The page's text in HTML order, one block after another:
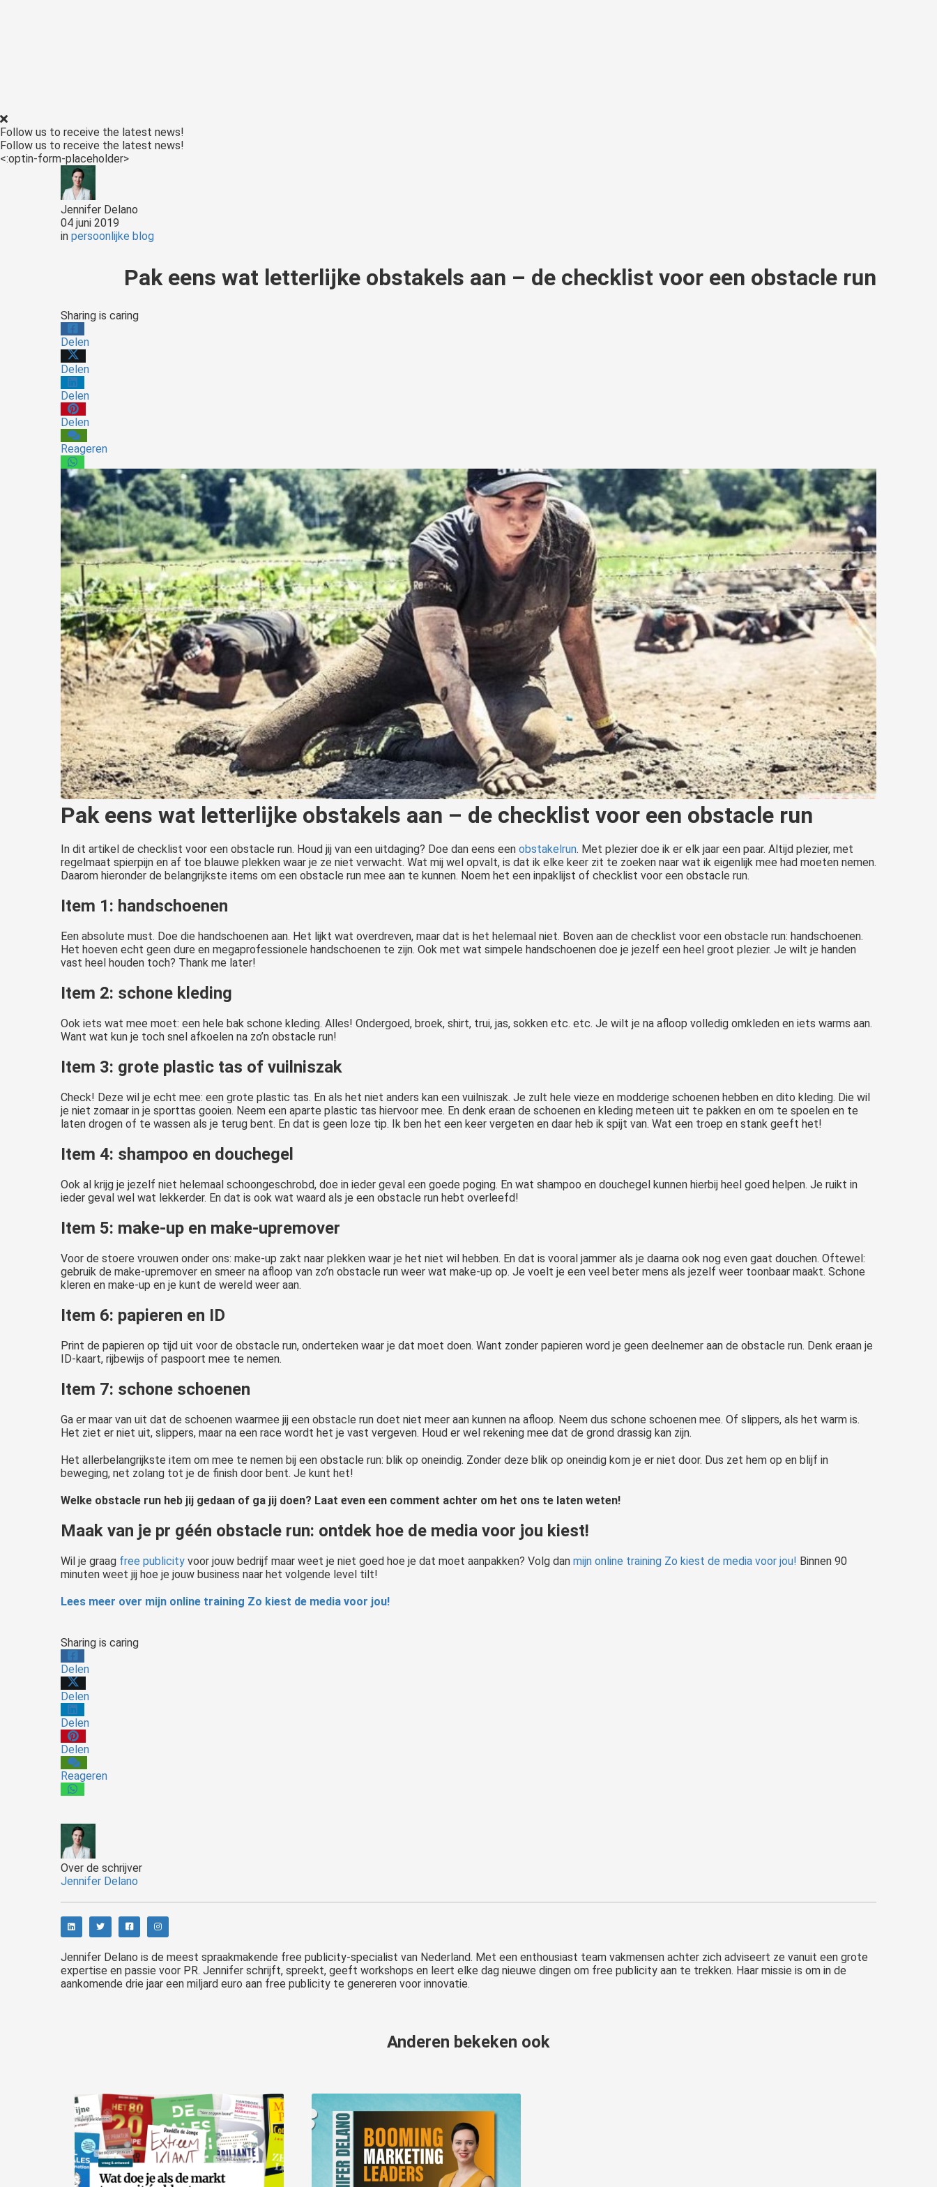
Follow us to receive the latest news!
Follow us to receive the latest news!
<:optin-form-placeholder>
Jennifer Delano
04 juni 2019
in persoonlijke blog
Pak eens wat letterlijke obstakels aan – de checklist voor een obstacle run
Sharing is caring
Delen
Delen
Delen
Delen
Reageren
Pak eens wat letterlijke obstakels aan – de checklist voor een obstacle run
In dit artikel de checklist voor een obstacle run. Houd jij van een uitdaging? Doe dan eens een obstakelrun. Met plezier doe ik er elk jaar een paar. Altijd plezier, met
regelmaat spierpijn en af toe blauwe plekken waar je ze niet verwacht. Wat mij wel opvalt, is dat ik elke keer zit te zoeken naar wat ik eigenlijk mee had moeten nemen.
Daarom hieronder de belangrijkste items om een obstacle run mee aan te kunnen. Noem het een inpaklijst of checklist voor een obstacle run.
Item 1: handschoenen
Een absolute must. Doe die handschoenen aan. Het lijkt wat overdreven, maar dat is het helemaal niet. Boven aan de checklist voor een obstacle run: handschoenen.
Het hoeven echt geen dure en megaprofessionele handschoenen te zijn. Ook met wat simpele handschoenen doe je jezelf een heel groot plezier. Je wilt je handen
vast heel houden toch? Thank me later!
Item 2: schone kleding
Ook iets wat mee moet: een hele bak schone kleding. Alles! Ondergoed, broek, shirt, trui, jas, sokken etc. etc. Je wilt je na afloop volledig omkleden en iets warms aan.
Want wat kun je toch snel afkoelen na zo’n obstacle run!
Item 3: grote plastic tas of vuilniszak
Check! Deze wil je echt mee: een grote plastic tas. En als het niet anders kan een vuilniszak. Je zult hele vieze en modderige schoenen hebben en dito kleding. Die wil
je niet zomaar in je sporttas gooien. Neem een aparte plastic tas hiervoor mee. En denk eraan de schoenen en kleding meteen uit te pakken en om te spoelen en te
laten drogen of te wassen als je terug bent. En dat is geen loze tip. Ik ben het een keer vergeten en daar heb ik spijt van. Wat een troep en stank geeft het!
Item 4: shampoo en douchegel
Ook al krijg je jezelf niet helemaal schoongeschrobd, doe in ieder geval een goede poging. En wat shampoo en douchegel kunnen hierbij heel goed helpen. Je ruikt in
ieder geval wel wat lekkerder. En dat is ook wat waard als je een obstacle run hebt overleefd!
Item 5: make-up en make-upremover
Voor de stoere vrouwen onder ons: make-up zakt naar plekken waar je het niet wil hebben. En dat is vooral jammer als je daarna ook nog even gaat douchen. Oftewel:
gebruik de make-upremover en smeer na afloop van zo’n obstacle run weer wat make-up op. Je voelt je een veel beter mens als jezelf weer toonbaar maakt. Schone
kleren en make-up en je kunt de wereld weer aan.
Item 6: papieren en ID
Print de papieren op tijd uit voor de obstacle run, onderteken waar je dat moet doen. Want zonder papieren word je geen deelnemer aan de obstacle run. Denk eraan je
ID-kaart, rijbewijs of paspoort mee te nemen.
Item 7: schone schoenen
Ga er maar van uit dat de schoenen waarmee jij een obstacle run doet niet meer aan kunnen na afloop. Neem dus schone schoenen mee. Of slippers, als het warm is.
Het ziet er niet uit, slippers, maar na een race wordt het je vast vergeven. Houd er wel rekening mee dat de grond drassig kan zijn.
Het allerbelangrijkste item om mee te nemen bij een obstacle run: blik op oneindig. Zonder deze blik op oneindig kom je er niet door. Dus zet hem op en blijf in
beweging, net zolang tot je de finish door bent. Je kunt het!
Welke obstacle run heb jij gedaan of ga jij doen? Laat even een comment achter om het ons te laten weten!
Maak van je pr géén obstacle run: ontdek hoe de media voor jou kiest!
Wil je graag free publicity voor jouw bedrijf maar weet je niet goed hoe je dat moet aanpakken? Volg dan mijn online training Zo kiest de media voor jou! Binnen 90
minuten weet jij hoe je jouw business naar het volgende level tilt!
Lees meer over mijn online training Zo kiest de media voor jou!
Sharing is caring
Delen
Delen
Delen
Delen
Reageren
Over de schrijver
Jennifer Delano
Jennifer Delano is de meest spraakmakende free publicity-specialist van Nederland. Met een enthousiast team vakmensen achter zich adviseert ze vanuit een grote
expertise en passie voor PR. Jennifer schrijft, spreekt, geeft workshops en leert elke dag nieuwe dingen om free publicity aan te trekken. Haar missie is om in de
aankomende drie jaar een miljard euro aan free publicity te genereren voor innovatie.
Anderen bekeken ook